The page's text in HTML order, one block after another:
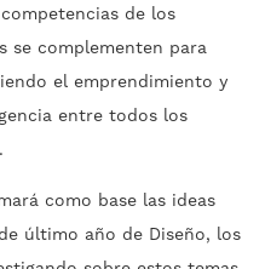
de los
se complementen para
el emprendimiento y
entre todos los
como base las ideas
último año de Diseño, los